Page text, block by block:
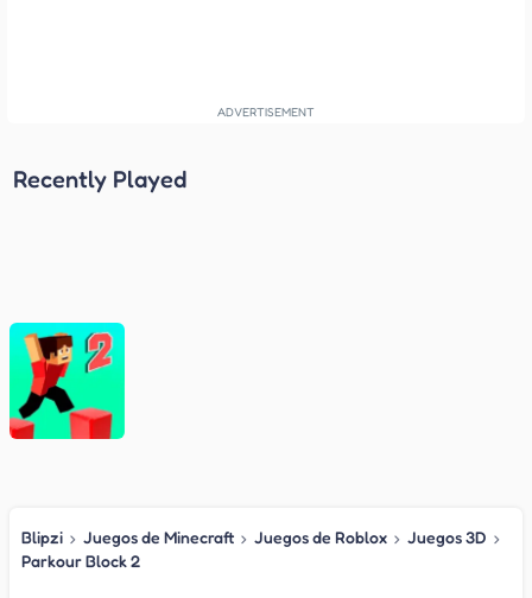
Recently Played
Blipzi › Juegos de Minecraft › Juegos de Roblox › Juegos 3D ›
Parkour Block 2